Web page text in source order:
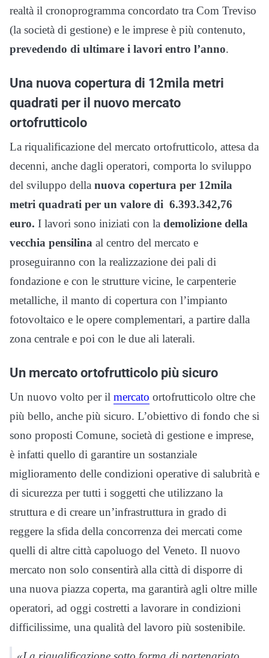
realtà il cronoprogramma concordato tra Com Treviso
(la società di gestione) e le imprese è più contenuto,
prevedendo di ultimare i lavori entro l’anno.
Una nuova copertura di 12mila metri
quadrati per il nuovo mercato
ortofrutticolo
La riqualificazione del mercato ortofrutticolo, attesa da
decenni, anche dagli operatori, comporta lo sviluppo
del sviluppo della nuova copertura per 12mila
metri quadrati per un valore di 6.393.342,76
euro. I lavori sono iniziati con la demolizione della
vecchia pensilina al centro del mercato e
proseguiranno con la realizzazione dei pali di
fondazione e con le strutture vicine, le carpenterie
metalliche, il manto di copertura con l’impianto
fotovoltaico e le opere complementari, a partire dalla
zona centrale e poi con le due ali laterali.
Un mercato ortofrutticolo più sicuro
Un nuovo volto per il mercato ortofrutticolo oltre che
più bello, anche più sicuro. L’obiettivo di fondo che si
sono proposti Comune, società di gestione e imprese,
è infatti quello di garantire un sostanziale
miglioramento delle condizioni operative di salubrità e
di sicurezza per tutti i soggetti che utilizzano la
struttura e di creare un’infrastruttura in grado di
reggere la sfida della concorrenza dei mercati come
quelli di altre città capoluogo del Veneto. Il nuovo
mercato non solo consentirà alla città di disporre di
una nuova piazza coperta, ma garantirà agli oltre mille
operatori, ad oggi costretti a lavorare in condizioni
difficilissime, una qualità del lavoro più sostenibile.